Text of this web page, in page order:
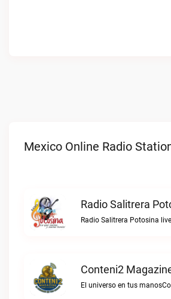
Mexico Online Radio
Radio Salitrera
Radio Salitrera Potosina live